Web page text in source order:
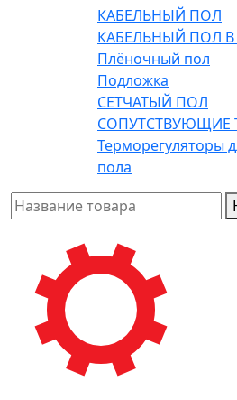
КАБЕЛЬНЫЙ ПОЛ
КАБЕЛЬНЫЙ ПОЛ В
Плёночный пол
Подложка
СЕТЧАТЫЙ ПОЛ
СОПУТСТВУЮЩИЕ
Терморегуляторы
пола